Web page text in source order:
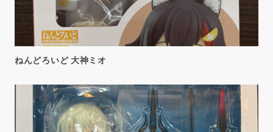
ねんどろいど 大神ミオ